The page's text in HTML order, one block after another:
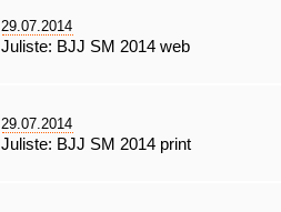
29.07.2014
Juliste: BJJ SM 2014 web
29.07.2014
Juliste: BJJ SM 2014 print